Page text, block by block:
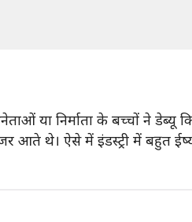
या निर्माता के बच्चों ने डेब्यू
आते थे। ऐसे में इंडस्ट्री में बहुत